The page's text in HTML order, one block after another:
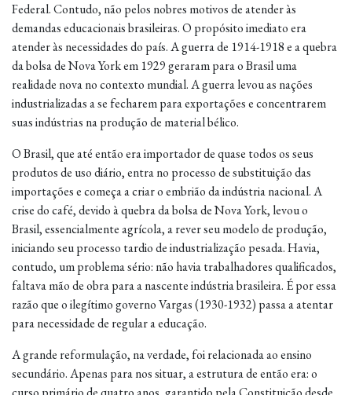
Federal. Contudo, não pelos nobres motivos de atender às
demandas educacionais brasileiras. O propósito imediato era
atender às necessidades do país. A guerra de 1914-1918 e a quebra
da bolsa de Nova York em 1929 geraram para o Brasil uma
realidade nova no contexto mundial. A guerra levou as nações
industrializadas a se fecharem para exportações e concentrarem
suas indústrias na produção de material bélico.
O Brasil, que até então era importador de quase todos os seus
produtos de uso diário, entra no processo de substituição das
importações e começa a criar o embrião da indústria nacional. A
crise do café, devido à quebra da bolsa de Nova York, levou o
Brasil, essencialmente agrícola, a rever seu modelo de produção,
iniciando seu processo tardio de industrialização pesada. Havia,
contudo, um problema sério: não havia trabalhadores qualificados,
faltava mão de obra para a nascente indústria brasileira. É por essa
razão que o ilegítimo governo Vargas (1930-1932) passa a atentar
para necessidade de regular a educação.
A grande reformulação, na verdade, foi relacionada ao ensino
secundário. Apenas para nos situar, a estrutura de então era: o